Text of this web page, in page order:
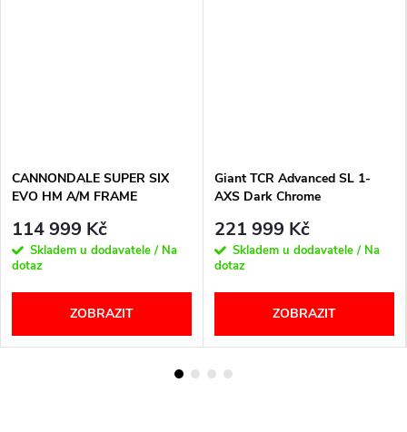
CANNONDALE SUPER SIX
EVO HM A/M FRAME
114 999 Kč
Skladem u dodavatele / Na
dotaz
ZOBRAZIT
Giant TCR Advanced SL 1-
AXS Dark Chrome
221 999 Kč
Skladem u dodavatele / Na
dotaz
ZOBRAZIT